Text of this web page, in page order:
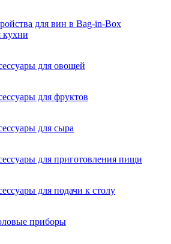
для вин в Bag-in-Box
кухни
для овощей
для фруктов
для сыра
для приготовления пищи
для подачи к столу
приборы